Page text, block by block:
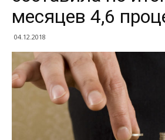
месяцев 4,6
04.12.2018